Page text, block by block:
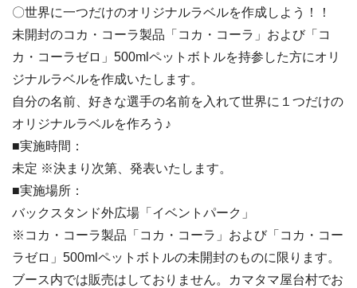
〇世界に一つだけのオリジナルラベルを作成しよう！！
未開封のコカ・コーラ製品「コカ・コーラ」および「コ
カ・コーラゼロ」500mlペットボトルを持参した方にオリ
ジナルラベルを作成いたします。
自分の名前、好きな選手の名前を入れて世界に１つだけの
オリジナルラベルを作ろう♪
■実施時間：
未定 ※決まり次第、発表いたします。
■実施場所：
バックスタンド外広場「イベントパーク」
※コカ・コーラ製品「コカ・コーラ」および「コカ・コー
ラゼロ」500mlペットボトルの未開封のものに限ります。
ブース内では販売はしておりません。カマタマ屋台村でお